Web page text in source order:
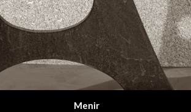
Menir